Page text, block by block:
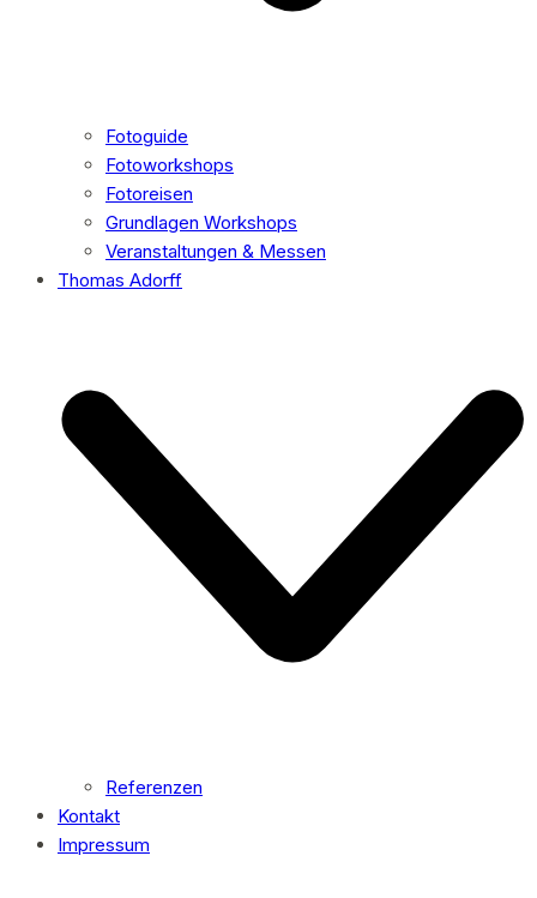
Fotoguide
Fotoworkshops
Fotoreisen
Grundlagen Workshops
Veranstaltungen & Messen
Thomas Adorff
Referenzen
Kontakt
Impressum